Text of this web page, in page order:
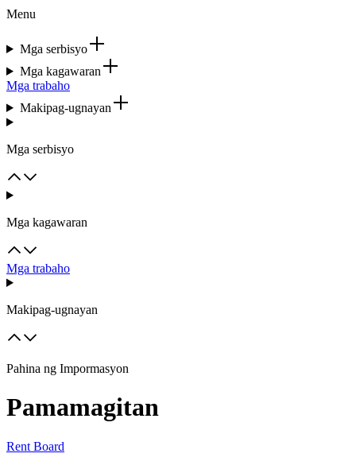
Menu
Mga serbisyo
Mga kagawaran
Mga trabaho
Makipag-ugnayan
Mga serbisyo
Mga kagawaran
Mga trabaho
Makipag-ugnayan
Pahina ng Impormasyon
Pamamagitan
Rent Board